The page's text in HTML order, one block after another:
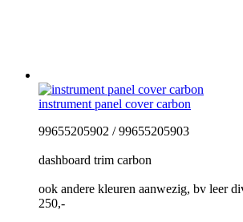
instrument panel cover carbon
99655205902 / 99655205903
dashboard trim carbon
ook andere kleuren aanwezig, bv leer
250,-